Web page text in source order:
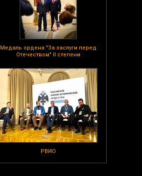
Медаль ордена "За заслуги перед
Отечеством" II степени
РВИО